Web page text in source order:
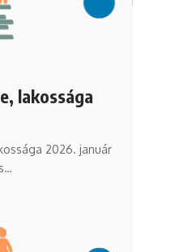
lakossága
2026. január